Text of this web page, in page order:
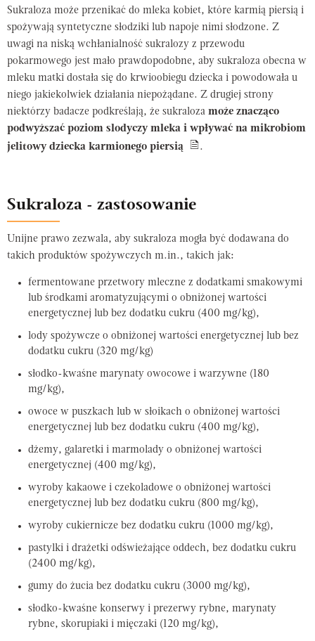
Sukraloza może przenikać do mleka kobiet, które karmią piersią i
spożywają syntetyczne słodziki lub napoje nimi słodzone. Z
uwagi na niską wchłanialność sukralozy z przewodu
pokarmowego jest mało prawdopodobne, aby sukraloza obecna w
mleku matki dostała się do krwioobiegu dziecka i powodowała u
niego jakiekolwiek działania niepożądane. Z drugiej strony
niektórzy badacze podkreślają, że sukraloza może znacząco
podwyższać poziom slodyczy mleka i wpływać na mikrobiom
jelitowy dziecka karmionego piersią
.
Sukraloza - zastosowanie
Unijne prawo zezwala, aby sukraloza mogła być dodawana do
takich produktów spożywczych m.in., takich jak:
fermentowane przetwory mleczne z dodatkami smakowymi
lub środkami aromatyzującymi o obniżonej wartości
energetycznej lub bez dodatku cukru (400 mg/kg),
lody spożywcze o obniżonej wartości energetycznej lub bez
dodatku cukru (320 mg/kg)
słodko-kwaśne marynaty owocowe i warzywne (180
mg/kg),
owoce w puszkach lub w słoikach o obniżonej wartości
energetycznej lub bez dodatku cukru (400 mg/kg),
dżemy, galaretki i marmolady o obniżonej wartości
energetycznej (400 mg/kg),
wyroby kakaowe i czekoladowe o obniżonej wartości
energetycznej lub bez dodatku cukru (800 mg/kg),
wyroby cukiernicze bez dodatku cukru (1000 mg/kg),
pastylki i drażetki odświeżające oddech, bez dodatku cukru
(2400 mg/kg),
gumy do żucia bez dodatku cukru (3000 mg/kg),
słodko-kwaśne konserwy i prezerwy rybne, marynaty
rybne, skorupiaki i mięczaki (120 mg/kg),